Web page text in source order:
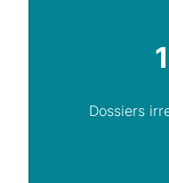
Dossiers